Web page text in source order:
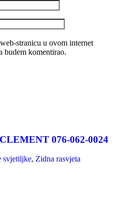
stranicu u ovom internet
budem komentirao.
076-062-0024
svjetiljke, Zidna rasvjeta